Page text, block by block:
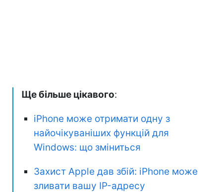
Ще більше цікавого:
iPhone може отримати одну з
найочікуваніших функцій для
Windows: що зміниться
Захист Apple дав збій: iPhone може
зливати вашу IP-адресу